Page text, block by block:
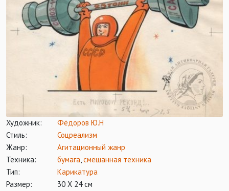
Художник:
Фёдоров Ю.Н
Стиль:
Соцреализм
Жанр:
Агитационный жанр
Техника:
бумага,смешанная техника
Тип:
Карикатура
Размер:
30 Х 24 см